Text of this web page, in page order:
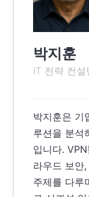
박지훈
IT 전략 컨
박지훈은 기
루션을 분석
입니다.
라우드 보안
주제를 다루